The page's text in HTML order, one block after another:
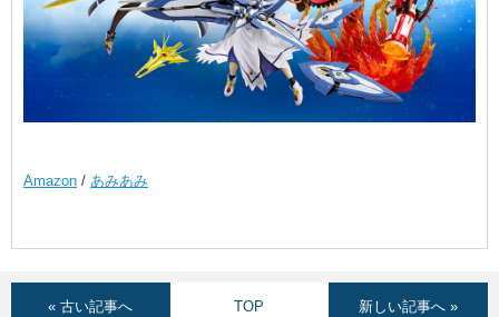
Amazon / あみあみ
« 古い記事へ TOP 新しい記事へ »